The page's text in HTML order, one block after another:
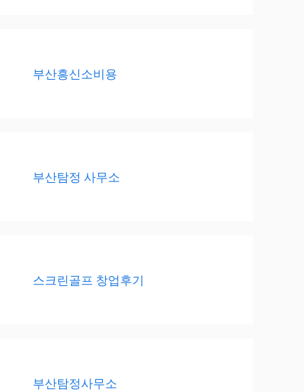
부산흥신소비용
부산탐정 사무소
스크린골프 창업후기
부산탐정사무소